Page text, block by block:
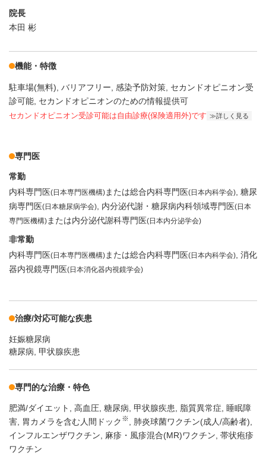
院長
本田 彬
機能・特徴
駐車場(無料) バリアフリー 感染予防対策 セカンドオピニオン受
診可能 セカンドオピニオンのための情報提供可
セカンドオピニオン受診可能は自由診療(保険適用外)です 詳しく見る
専門医
常勤
内科専門医(日本専門医機構) または総合内科専門医(日本内科学会) 糖尿
病専門医(日本糖尿病学会) 内分泌代謝・糖尿病内科領域専門医(日本
専門医機構) または内分泌代謝科専門医(日本内分泌学会)
非常勤
内科専門医(日本専門医機構) または総合内科専門医(日本内科学会) 消化
器内視鏡専門医(日本消化器内視鏡学会)
治療/対応可能な疾患
妊娠糖尿病
糖尿病, 甲状腺疾患
専門的な治療・特色
肥満/ダイエット 高血圧 糖尿病 甲状腺疾患 脂質異常症
睡眠障
害
胃カメラを含む人間ドック ※
肺炎球菌ワクチン(成人/高齢者)
インフルエンザワクチン
麻疹・風疹混合(MR)ワクチン 帯状疱疹
ワクチン